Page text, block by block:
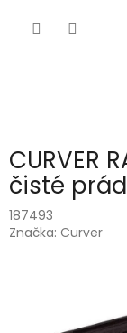
CURVER
čisté
187493
Značka: Curver